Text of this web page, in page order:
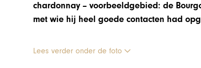
chardonnay – voorbeeldgebied: de
met wie hij heel goede contacten had
Lees verder onder de foto